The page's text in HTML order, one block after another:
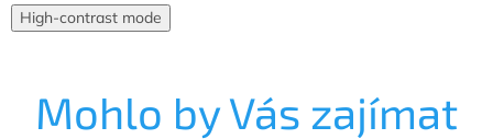
High-contrast mode
Mohlo by Vás zajímat